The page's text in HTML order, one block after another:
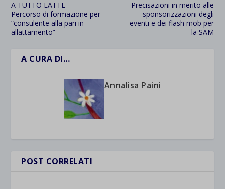
A TUTTO LATTE –
Percorso di formazione per
“consulente alla pari in
allattamento”
Precisazioni in merito alle
sponsorizzazioni degli
eventi e dei flash mob per
la SAM
A CURA DI…
Annalisa Paini
POST CORRELATI